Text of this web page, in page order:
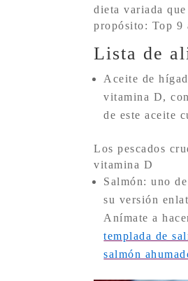
dieta variada
propósito: Top 9
Lista de
Aceite de
vitamina D,
de este aceite
Los pescados
vitamina D
Salmón: uno
su versión
Anímate a
templada de
salmón